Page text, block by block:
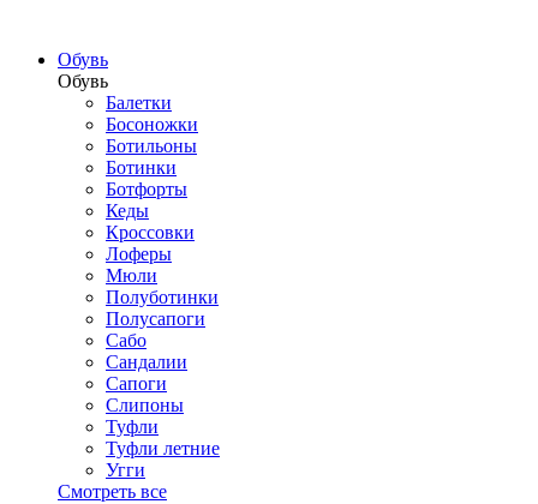
Обувь
Обувь
Балетки
Босоножки
Ботильоны
Ботинки
Ботфорты
Кеды
Кроссовки
Лоферы
Мюли
Полуботинки
Полусапоги
Сабо
Сандалии
Сапоги
Слипоны
Туфли
Туфли летние
Угги
Смотреть все